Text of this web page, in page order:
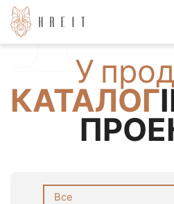
У
КАТАЛОГ
Все